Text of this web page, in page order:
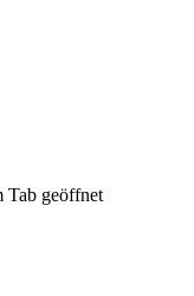
Tab geöffnet